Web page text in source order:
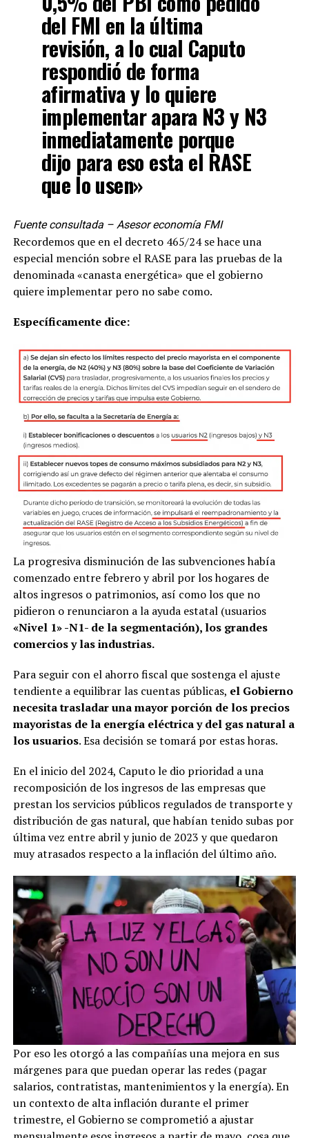
del FMI en la última
revisión, a lo cual Caputo
respondió de forma
afirmativa y lo quiere
implementar apara N3 y N3
inmediatamente porque
dijo para eso esta el RASE
que lo usen»
Fuente consultada – Asesor economía FMI
Recordemos que en el decreto 465/24 se hace una
especial mención sobre el RASE para las pruebas de la
denominada «canasta energética» que el gobierno
quiere implementar pero no sabe como.
Específicamente dice:
La progresiva disminución de las subvenciones había
comenzado entre febrero y abril por los hogares de
altos ingresos o patrimonios, así como los que no
pidieron o renunciaron a la ayuda estatal (usuarios
«Nivel 1» -N1- de la segmentación), los grandes
comercios y las industrias.
Para seguir con el ahorro fiscal que sostenga el ajuste
tendiente a equilibrar las cuentas públicas, el Gobierno
necesita trasladar una mayor porción de los precios
mayoristas de la energía eléctrica y del gas natural a
los usuarios. Esa decisión se tomará por estas horas.
En el inicio del 2024, Caputo le dio prioridad a una
recomposición de los ingresos de las empresas que
prestan los servicios públicos regulados de transporte y
distribución de gas natural, que habían tenido subas por
última vez entre abril y junio de 2023 y que quedaron
muy atrasados respecto a la inflación del último año.
Por eso les otorgó a las compañías una mejora en sus
márgenes para que puedan operar las redes (pagar
salarios, contratistas, mantenimientos y la energía). En
un contexto de alta inflación durante el primer
trimestre, el Gobierno se comprometió a ajustar